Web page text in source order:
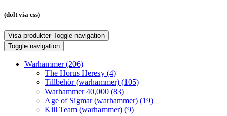
(dolt via css)
Visa produkter Toggle navigation
Toggle navigation
Warhammer(206)
The Horus Heresy (4)
Tillbehör (warhammer) (105)
Warhammer 40,000 (83)
Age of Sigmar (warhammer) (19)
Kill Team (warhammer) (9)